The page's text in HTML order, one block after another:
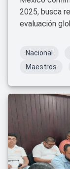
2025, busca
evaluación
Nacional
Maestros